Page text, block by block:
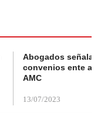
Abogados
convenios ente
AMC
13/07/2023